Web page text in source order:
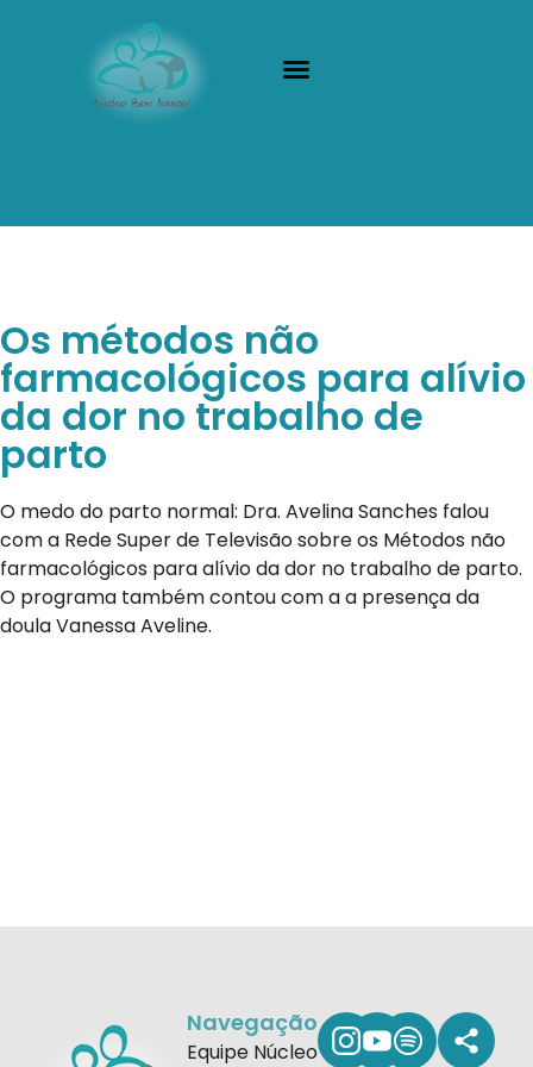
Os métodos não
farmacológicos para alívio
da dor no trabalho de
parto
O medo do parto normal: Dra. Avelina Sanches falou
com a Rede Super de Televisão sobre os Métodos não
farmacológicos para alívio da dor no trabalho de parto.
O programa também contou com a a presença da
doula Vanessa Aveline.
Navegação
Equipe Núcleo